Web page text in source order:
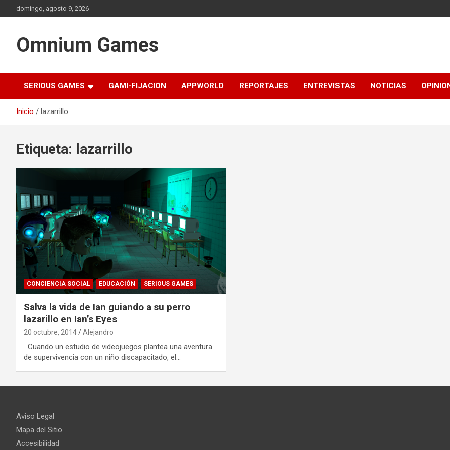
al
domingo, agosto 9, 2026
Omnium Games
SERIOUS GAMES GAMI-FIJACION APPWORLD REPORTAJES ENTREVISTAS NOTICIAS
Inicio lazarrillo
Etiqueta: lazarrillo
CONCIENCIA SOCIAL EDUCACIÓN SERIOUS GAMES
Salva la vida de Ian guiando a su perro
lazarillo en Ian’s Eyes
20 octubre, 2014 Alejandro
Cuando un estudio de videojuegos plantea una aventura
de supervivencia con un niño discapacitado, el…
Aviso Legal
Mapa del Sitio
Accesibilidad